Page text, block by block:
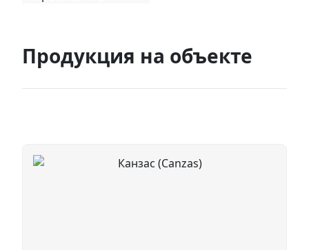
Продукция на объекте